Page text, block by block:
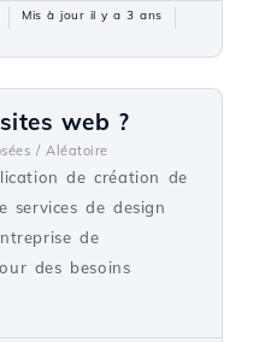
Mis à jour il y a 3 ans
web ?
/ Aléatoire
de création de
services de design
de
des besoins